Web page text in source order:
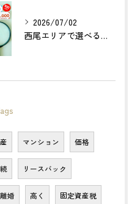
2026/07/02
西尾エリアで選べる無料不動産査定の活用法とは？
マンション 価格
リースバック
離婚 高く 固定資産税